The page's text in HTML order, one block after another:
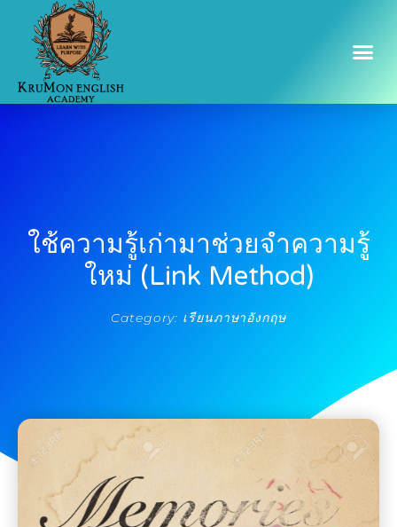
ใช้ความรู้เก่ามาช่วยจำความรู้
ใหม่ (Link Method)
Category: เรียนภาษาอังกฤษ